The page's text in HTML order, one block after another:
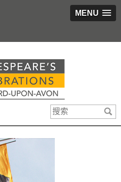
MENU